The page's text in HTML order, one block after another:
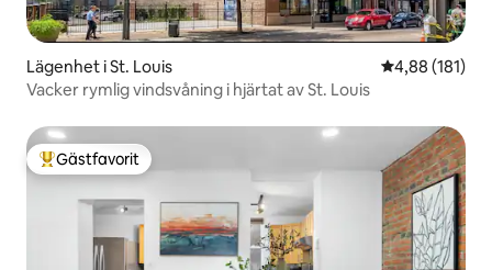
Lägenhet i St. Louis 4,88 av 5 i
4,88 (181)
Vacker rymlig vindsvåning i hjärtat av St. Louis
Populär gästfavorit
Gästfavorit